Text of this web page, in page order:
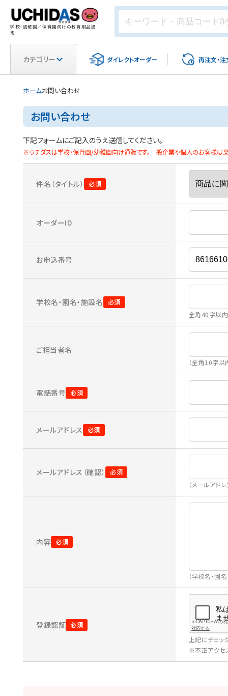
学校・幼稚園／保育園向けの教育用品通
販
カテゴリー ダイレクトオーダー 再注文・注
ホームお問い合わせ
お問い合わせ
下記フォームにご記入のうえ送信してください。
※ウチダスは学校・保育園/幼稚園向け通販です。一般企業や個人のお客様は
件名（タイトル）
オーダーID
お申込番号
学校名・園名・施設名
全角40字以内
ご担当者名
（全角10字以
電話番号
メールアドレス
メールアドレス（確認）
（メールアド
内容
（学校名・園
登録認証
上記にチェッ
※不正アクセ